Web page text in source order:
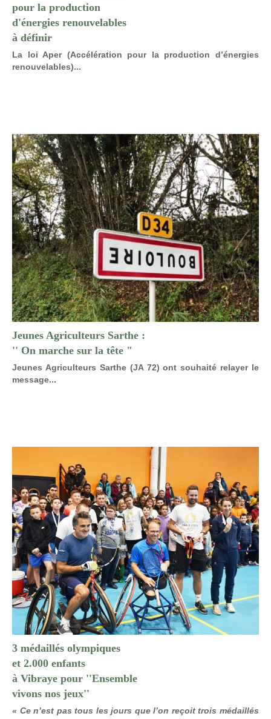
pour la production
d'énergies renouvelables
à définir
La loi Aper (Accélération pour la production d’énergies
renouvelables)...
Jeunes Agriculteurs Sarthe :
'' On marche sur la tête "
Jeunes Agriculteurs Sarthe (JA 72) ont souhaité relayer le
message...
3 médaillés olympiques
et 2.000 enfants
à Vibraye pour ''Ensemble
vivons nos jeux''
« Ce n’est pas tous les jours que l’on reçoit trois médaillés